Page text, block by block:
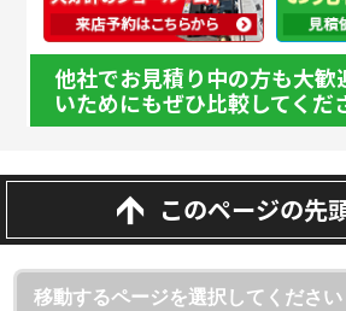
他社でお見積り中の方も大歓
いためにもぜひ比較してくだ
このページの先